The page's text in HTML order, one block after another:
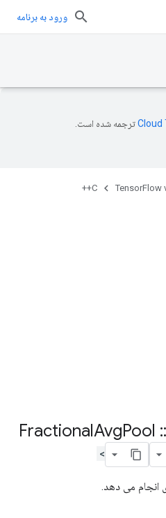
ورود به برنامه
ترجمه شده است.
TensorFlow
C++
::
AvgPool
انجام می دهد.